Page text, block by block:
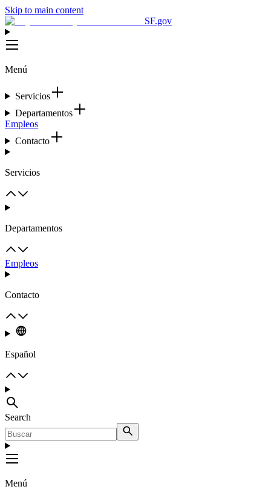
Skip to main content
SF.gov
Menú
Servicios
Departamentos
Empleos
Contacto
Servicios
Departamentos
Empleos
Contacto
Español
Search
Menú